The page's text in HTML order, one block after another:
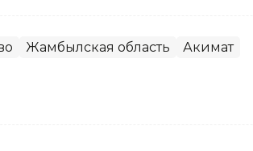
Жамбылская область Акимат